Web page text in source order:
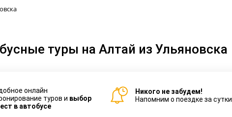
туры на Алтай из Ульяновска
онлайн
туров и выбор
в автобусе
Никого не забудем!
Напомним о поездке за сутки